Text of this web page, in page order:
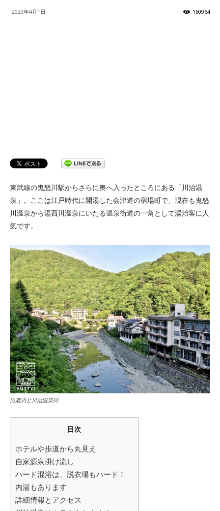
2020年4月1日 160964
東武線の鬼怒川駅からさらに奥へ入ったところにある「川治温
泉」。ここは江戸時代に開湯した会津道の宿場町で、現在も鬼怒
川温泉から湯西川温泉にいたる温泉街道の一角として湯治客に人
気です。
男鹿川と川治温泉街
目次
ホテルや歩道から丸見え
自家源泉掛け流し
ハード混浴は、脱衣場もハード！
内湯もあります
詳細情報とアクセス